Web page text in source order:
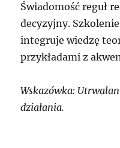
Świadomość reguł
decyzyjny.
integruje wiedzę
przykładami z
Wskazówka:
działania.